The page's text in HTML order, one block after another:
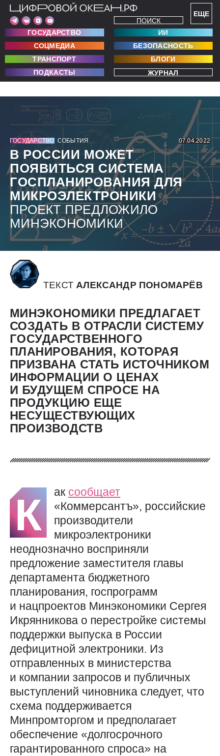
ЕЩЕ
ПОИСК
ГОСУДАРСТВО
ИИ
СОЦМЕДИА
БЕЗОПАСНОСТЬ
ТРАНСПОРТ
БЛОГИ
ПОДКАСТЫ
ЖУРНАЛ
ГОСУДАРСТВО СОБЫТИЯ 07.04.2022
В РОССИИ МОЖЕТ
ПОЯВИТЬСЯ СИСТЕМА
ГОСПЛАНИРОВАНИЯ ДЛЯ
МИКРОЭЛЕКТРОНИКИ
ПРОЕКТ ПРЕДЛОЖИЛО
МИНЭКОНОМИКИ
ТЕКСТ АЛЕКСАНДР ПОНОМАРЁВ
МИНЭКОНОМИКИ ПРЕДЛАГАЕТ
СОЗДАТЬ В ОТРАСЛИ СИСТЕМУ
ГОСУДАРСТВЕННОГО
ПЛАНИРОВАНИЯ, КОТОРАЯ
ПРИЗВАНА СТАТЬ ИСТОЧНИКОМ
ИНФОРМАЦИИ О ЦЕНАХ
И БУДУЩЕМ СПРОСЕ НА
ПРОДУКЦИЮ ЕЩЕ
НЕСУЩЕСТВУЮЩИХ
ПРОИЗВОДСТВ
К ак сообщает
«Коммерсантъ», российские
производители
микроэлектроники
неоднозначно восприняли
предложение заместителя главы
департамента бюджетного
планирования, госпрограмм
и нацпроектов Минэкономики Сергея
Икрянникова о перестройке системы
поддержки выпуска в России
дефицитной электроники. Из
отправленных в министерства
и компании запросов и публичных
выступлений чиновника следует, что
схема поддерживается
Минпромторгом и предполагает
обеспечение «долгосрочного
гарантированного спроса» на